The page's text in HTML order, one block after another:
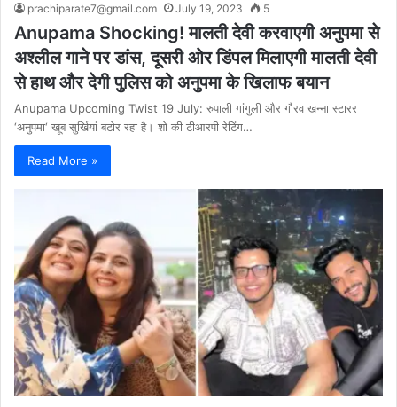
prachiparate7@gmail.com July 19, 2023 5
Anupama Shocking! मालती देवी करवाएगी अनुपमा से
अश्लील गाने पर डांस, दूसरी ओर डिंपल मिलाएगी मालती देवी
से हाथ और देगी पुलिस को अनुपमा के खिलाफ बयान
Anupama Upcoming Twist 19 July: रुपाली गांगुली और गौरव खन्ना स्टारर
‘अनुपमा‘ खूब सुर्खियां बटोर रहा है। शो की टीआरपी रेटिंग…
Read More »